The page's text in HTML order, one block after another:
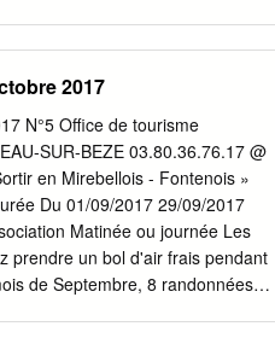
(REOM) non Autre redevance
totale regroupée 19 810
: 5 - Dont 5 groupements
Auxonne Pontailler Val de
CC 21 CC des Vallées de la
(200072825) CC 70 CC Val
exercées : 3 Compétences
GEMAPI
2017
N°5 Office de tourisme
Mirebellois et Fontenois 1 Bis rue des Moulins 21310 MIREBEAU-SUR-BEZE 03.80.36.76.17 @
2017
Les
prendre un bol d'air frais pendant
de Septembre, 8 randonnées